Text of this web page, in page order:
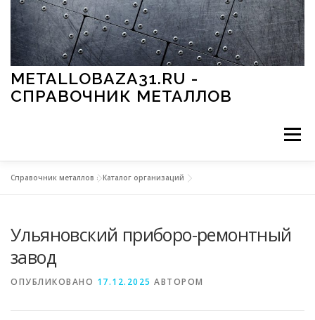
Перейти к содержимому
METALLOBAZA31.RU -
СПРАВОЧНИК МЕТАЛЛОВ
Меню
МЕТАЛЛЫ И ОКРУЖАЮЩАЯ СРЕДА
Справочник металлов »Каталог организаций
Ульяновский приборо-ремонтный
завод
ОПУБЛИКОВАНО 17.12.2025 АВТОРОМ